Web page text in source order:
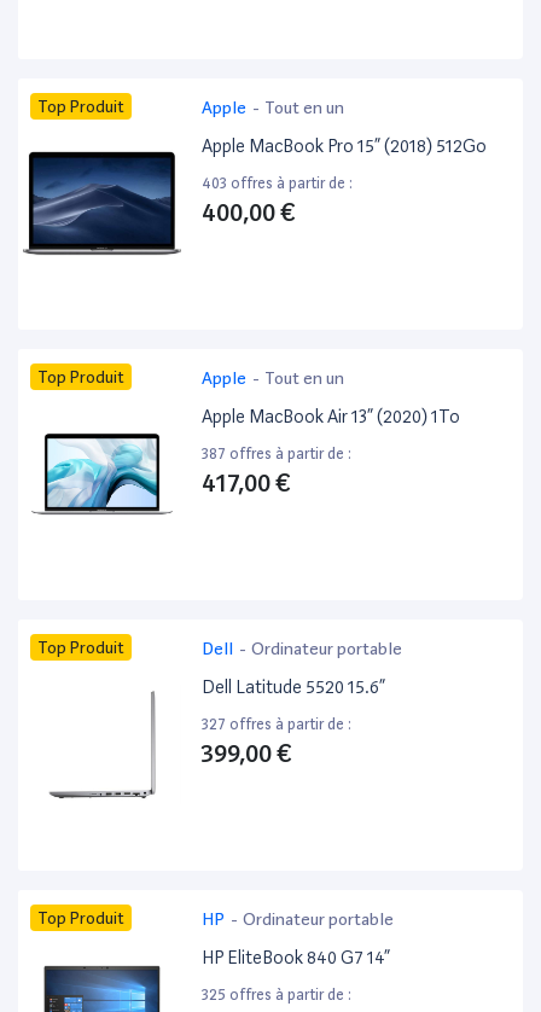
Top Produit Apple - Tout en un
Apple MacBook Pro 15” (2018) 512Go
403 offres à partir de :
400,00 €
Top Produit Apple - Tout en un
Apple MacBook Air 13” (2020) 1To
387 offres à partir de :
417,00 €
Top Produit Dell - Ordinateur portable
Dell Latitude 5520 15.6”
327 offres à partir de :
399,00 €
Top Produit HP - Ordinateur portable
HP EliteBook 840 G7 14”
325 offres à partir de :